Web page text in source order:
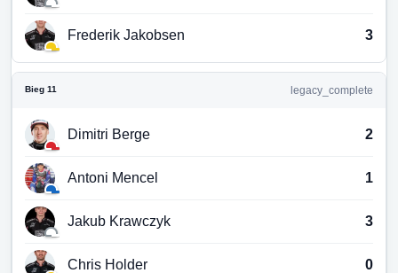
Frederik Jakobsen 3
Bieg 11 legacy_complete
Dimitri Berge 2
Antoni Mencel 1
Jakub Krawczyk 3
Chris Holder 0